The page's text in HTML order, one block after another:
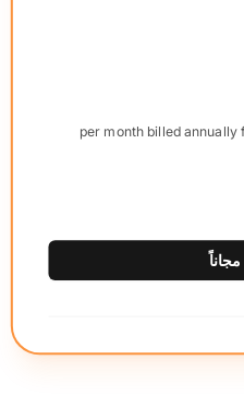
per month billed annually